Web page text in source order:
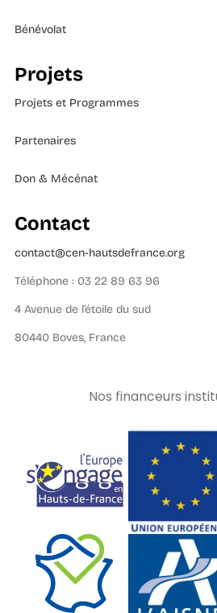
Bénévolat
Projets
Projets et Programmes
Partenaires
Don & Mécénat
Contact
contact@cen-hautsdefrance.org
Téléphone : 03 22 89 63 96
4 Avenue de l’étoile du sud
80440 Boves, France
Nos financeurs